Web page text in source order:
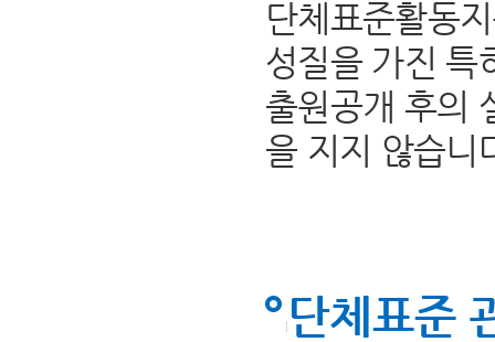
단체표준활동
성질을 가진 특
출원공개 후의
을 지지 않습니
단체표준